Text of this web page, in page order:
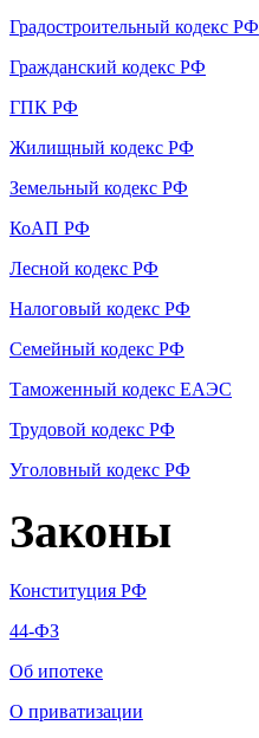
Градостроительный кодекс РФ
Гражданский кодекс РФ
ГПК РФ
Жилищный кодекс РФ
Земельный кодекс РФ
КоАП РФ
Лесной кодекс РФ
Налоговый кодекс РФ
Семейный кодекс РФ
Таможенный кодекс ЕАЭС
Трудовой кодекс РФ
Уголовный кодекс РФ
Законы
Конституция РФ
44-ФЗ
Об ипотеке
О приватизации